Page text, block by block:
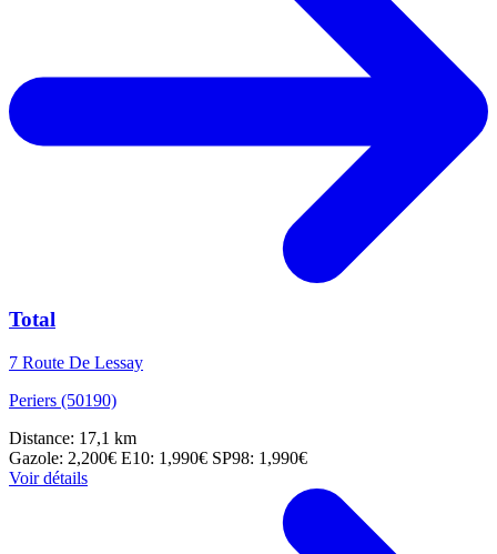
Total
7 Route De Lessay
Periers (50190)
Distance: 17,1 km
Gazole: 2,200€ E10: 1,990€ SP98: 1,990€
Voir détails